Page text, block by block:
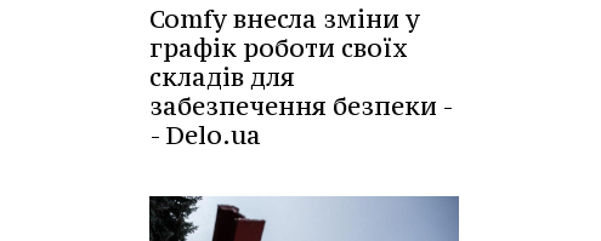
Comfy внесла зміни у
графік роботи своїх
складів для
забезпечення безпеки -
- Delo.ua